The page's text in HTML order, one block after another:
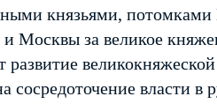
князьями, потомками
и Москвы за великое
развитие
власти в